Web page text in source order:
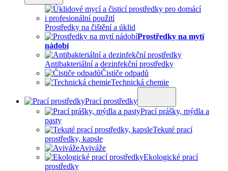
Prostředky na čištění a úklid
Prostředky na mytí
nádobí
Antibakteriální a dezinfekční prostředky
Čističe odpadů
Technická chemie
Prací prostředky
Prací prášky, mýdla a
pasty
Tekuté prací
prostředky, kapsle
Aviváže
Ekologické prací
prostředky